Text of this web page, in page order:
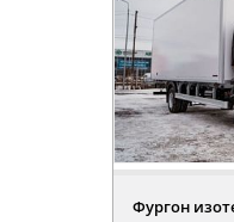
Фургон